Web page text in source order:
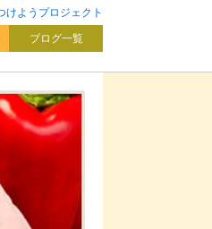
けようプロジェクト
ブログ一覧